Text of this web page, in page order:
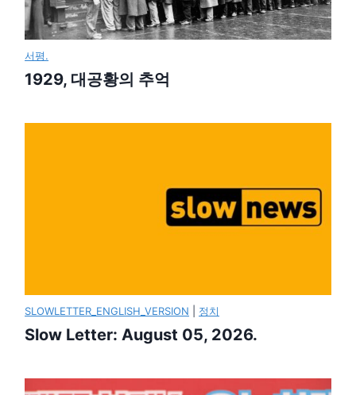
서평.
1929, 대공황의 추억
SLOWLETTER_ENGLISH_VERSION 정치
Slow Letter: August 05, 2026.